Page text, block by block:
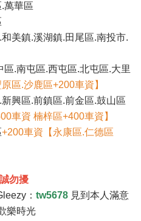
萬華區
美鎮.溪湖鎮.田尾區.南投市.
.南屯區.西屯區.北屯區.大里
原區.沙鹿區+200車資】
興區.前鎮區.前金區.鼓山區
車資 楠梓區+400車資】
+200車資【永康區.仁德區
勿擾
： tw5678 見到本人滿意
樂時光